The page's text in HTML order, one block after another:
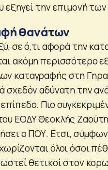
εξηγεί την επιμονή
θανάτων
σε ό,τι αφορά την
ακόμη περισσότερο
καταγραφής στη
σχεδόν αδύνατη την
Πιο
ΕΟΔΥ Θεοκλής
ο ΠΟΥ. Ετσι,
όλοι όσοι
θετικοί στον